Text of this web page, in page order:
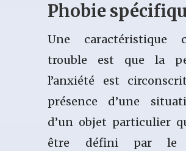
Phobie
Une caractéristique
trouble est que la
l’anxiété est
présence d’une
d’un objet particulier
être défini par le